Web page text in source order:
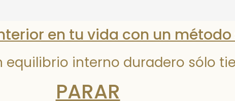
en tu vida con un
interno duradero sólo
PARAR